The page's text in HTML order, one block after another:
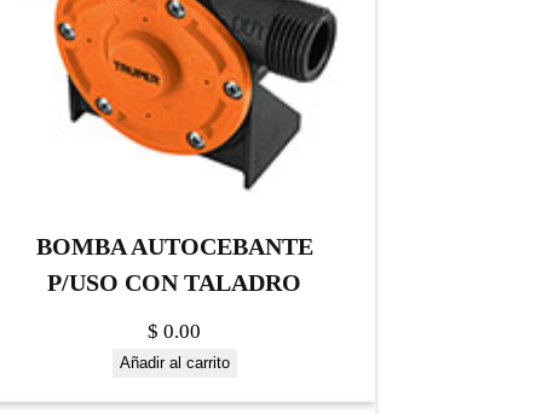
BOMBA AUTOCEBANTE
P/USO CON TALADRO
$ 0.00
Añadir al carrito